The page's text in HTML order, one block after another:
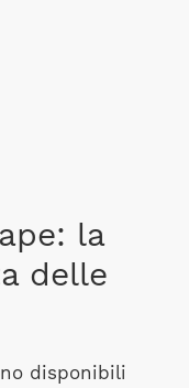
la
delle
disponibili